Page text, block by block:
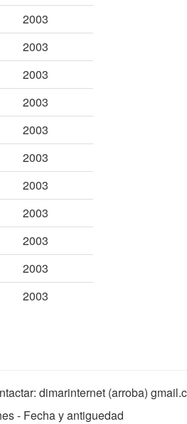
2003
2003
2003
2003
2003
2003
2003
2003
2003
2003
2003
dimarinternet (arroba)
- Fecha y antiguedad